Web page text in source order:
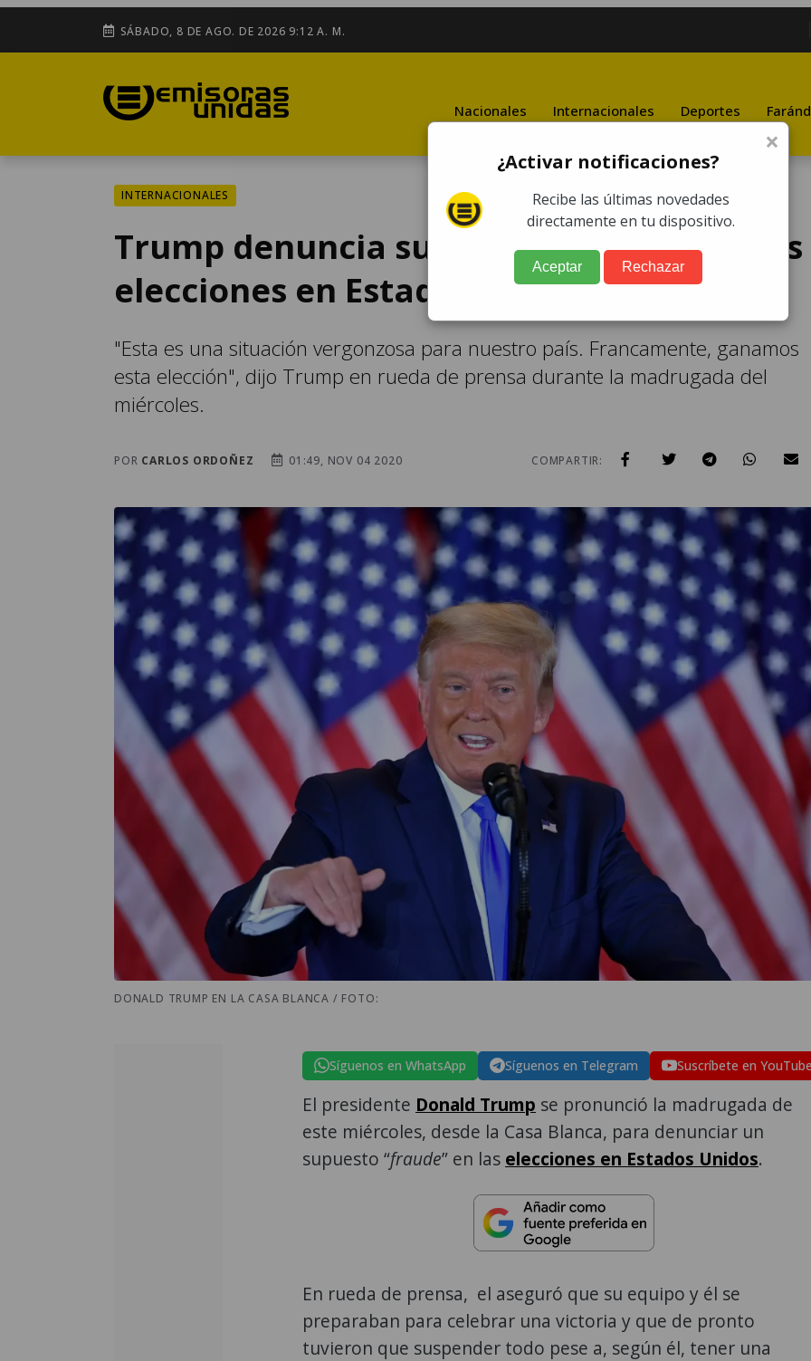
SÁBADO, 8 DE AGO. DE 2026 9:12 A. M.
Nacionales Internacionales Deportes
INTERNACIONALES
Trump denuncia supuesto "fraude" en las
elecciones en Estados Unidos
"Esta es una situación vergonzosa para nuestro país. Francamente, ganamos
esta elección", dijo Trump en rueda de prensa durante la madrugada del
miércoles.
POR CARLOS ORDOÑEZ 01:49, NOV 04 2020 COMPARTIR:
DONALD TRUMP EN LA CASA BLANCA / FOTO:
Síguenos en WhatsApp Síguenos en Telegram Suscríbete en
El presidente Donald Trump se pronunció la madrugada de
este miércoles, desde la Casa Blanca, para denunciar un
supuesto “fraude” en las elecciones en Estados Unidos.
En rueda de prensa, el aseguró que su equipo y él se
preparaban para celebrar una victoria y que de pronto
tuvieron que suspender todo pese a, según él, tener una
×
¿Activar notificaciones?
Recibe las últimas novedades
directamente en tu dispositivo.
Aceptar Rechazar